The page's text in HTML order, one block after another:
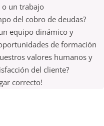
o un trabajo
del cobro de deudas?
equipo dinámico y
de formación
valores humanos y
del cliente?
correcto!